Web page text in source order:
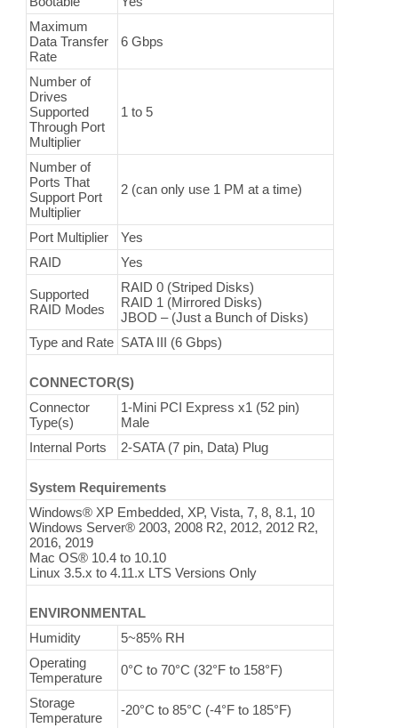
Maximum
Data Transfer
Rate
6 Gbps
Number of
Drives
Supported
Through Port
Multiplier
1 to 5
Number of
Ports That
Support Port
Multiplier
2 (can only use 1 PM at a time)
Port Multiplier
Yes
RAID
Yes
Supported
RAID Modes
RAID 0 (Striped Disks)
RAID 1 (Mirrored Disks)
JBOD – (Just a Bunch of Disks)
Type and Rate SATA III (6 Gbps)
CONNECTOR(S)
Connector
Type(s)
1-Mini PCI Express x1 (52 pin)
Male
Internal Ports
2-SATA (7 pin, Data) Plug
System Requirements
Windows® XP Embedded, XP, Vista, 7, 8, 8.1, 10
Windows Server® 2003, 2008 R2, 2012, 2012 R2,
2016, 2019
Mac OS® 10.4 to 10.10
Linux 3.5.x to 4.11.x LTS Versions Only
ENVIRONMENTAL
Humidity
5~85% RH
Operating
Temperature
0°C to 70°C (32°F to 158°F)
Storage
Temperature
-20°C to 85°C (-4°F to 185°F)